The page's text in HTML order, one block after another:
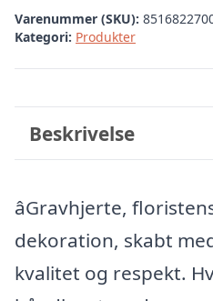
Varenummer (SKU):
Kategori: Produkter
Beskrivelse
âGravhjerte,
dekoration, skabt
kvalitet og respekt.